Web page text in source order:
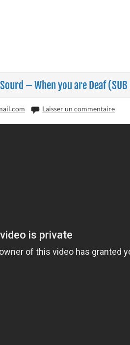
– When you are Deaf
Laisser un commentaire